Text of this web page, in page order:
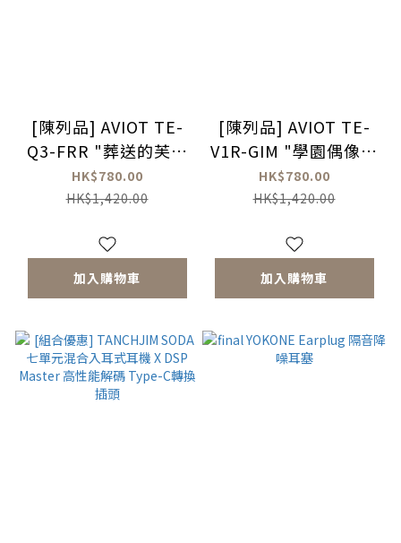
[陳列品] AVIOT TE-
Q3-FRR "葬送的芙莉
蓮" 真無線藍牙耳機
HK$780.00
HK$1,420.00
加入購物車
[陳列品] AVIOT TE-
V1R-GIM "學園偶像大
師" 真無線耳機 (no
box)
HK$780.00
HK$1,420.00
加入購物車